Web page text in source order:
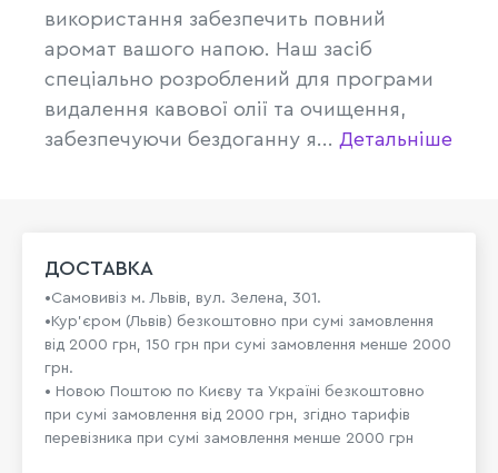
використання забезпечить повний
аромат вашого напою. Наш засіб
спеціально розроблений для програми
видалення кавової олії та очищення,
забезпечуючи бездоганну я... Детальніше
ДОСТАВКА
•Самовивіз м. Львів, вул. Зелена, 301.
•Кур'єром (Львів) безкоштовно при сумі замовлення
від 2000 грн, 150 грн при сумі замовлення менше 2000
грн.
• Новою Поштою по Києву та Україні безкоштовно
при сумі замовлення від 2000 грн, згідно тарифів
перевізника при сумі замовлення менше 2000 грн